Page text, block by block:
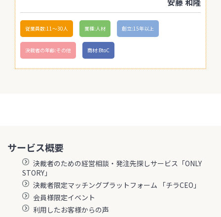
従業員数:11〜30人 業種:人材 創立:15年以上
決裁者の年齢:その他 商材:BtoC
サービス概要
決裁者のための経営相談・発注先探しサービス「ONLY
STORY」
決裁者限定マッチングプラットフォーム 「チラCEO」
会員様限定イベント
利用したお客様からの声